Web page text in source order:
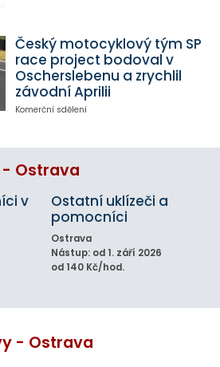
Český motocyklový tým SP
race project bodoval v
Oscherslebenu a zrychlil
závodní Aprilii
Komerční sdělení
Ostrava
v
Ostatní uklízeči a
pomocníci
Ostrava
Nástup: od 1. září 2026
od 140 Kč/hod.
- Ostrava